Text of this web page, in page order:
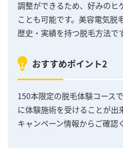
調整ができるため、好みのヒ
ことも可能です。美容電気脱
歴史・実績を持つ脱毛方法で
おすすめポイント2
150本限定の脱毛体験コース
に体験施術を受けることが出
キャンペーン情報からご確認